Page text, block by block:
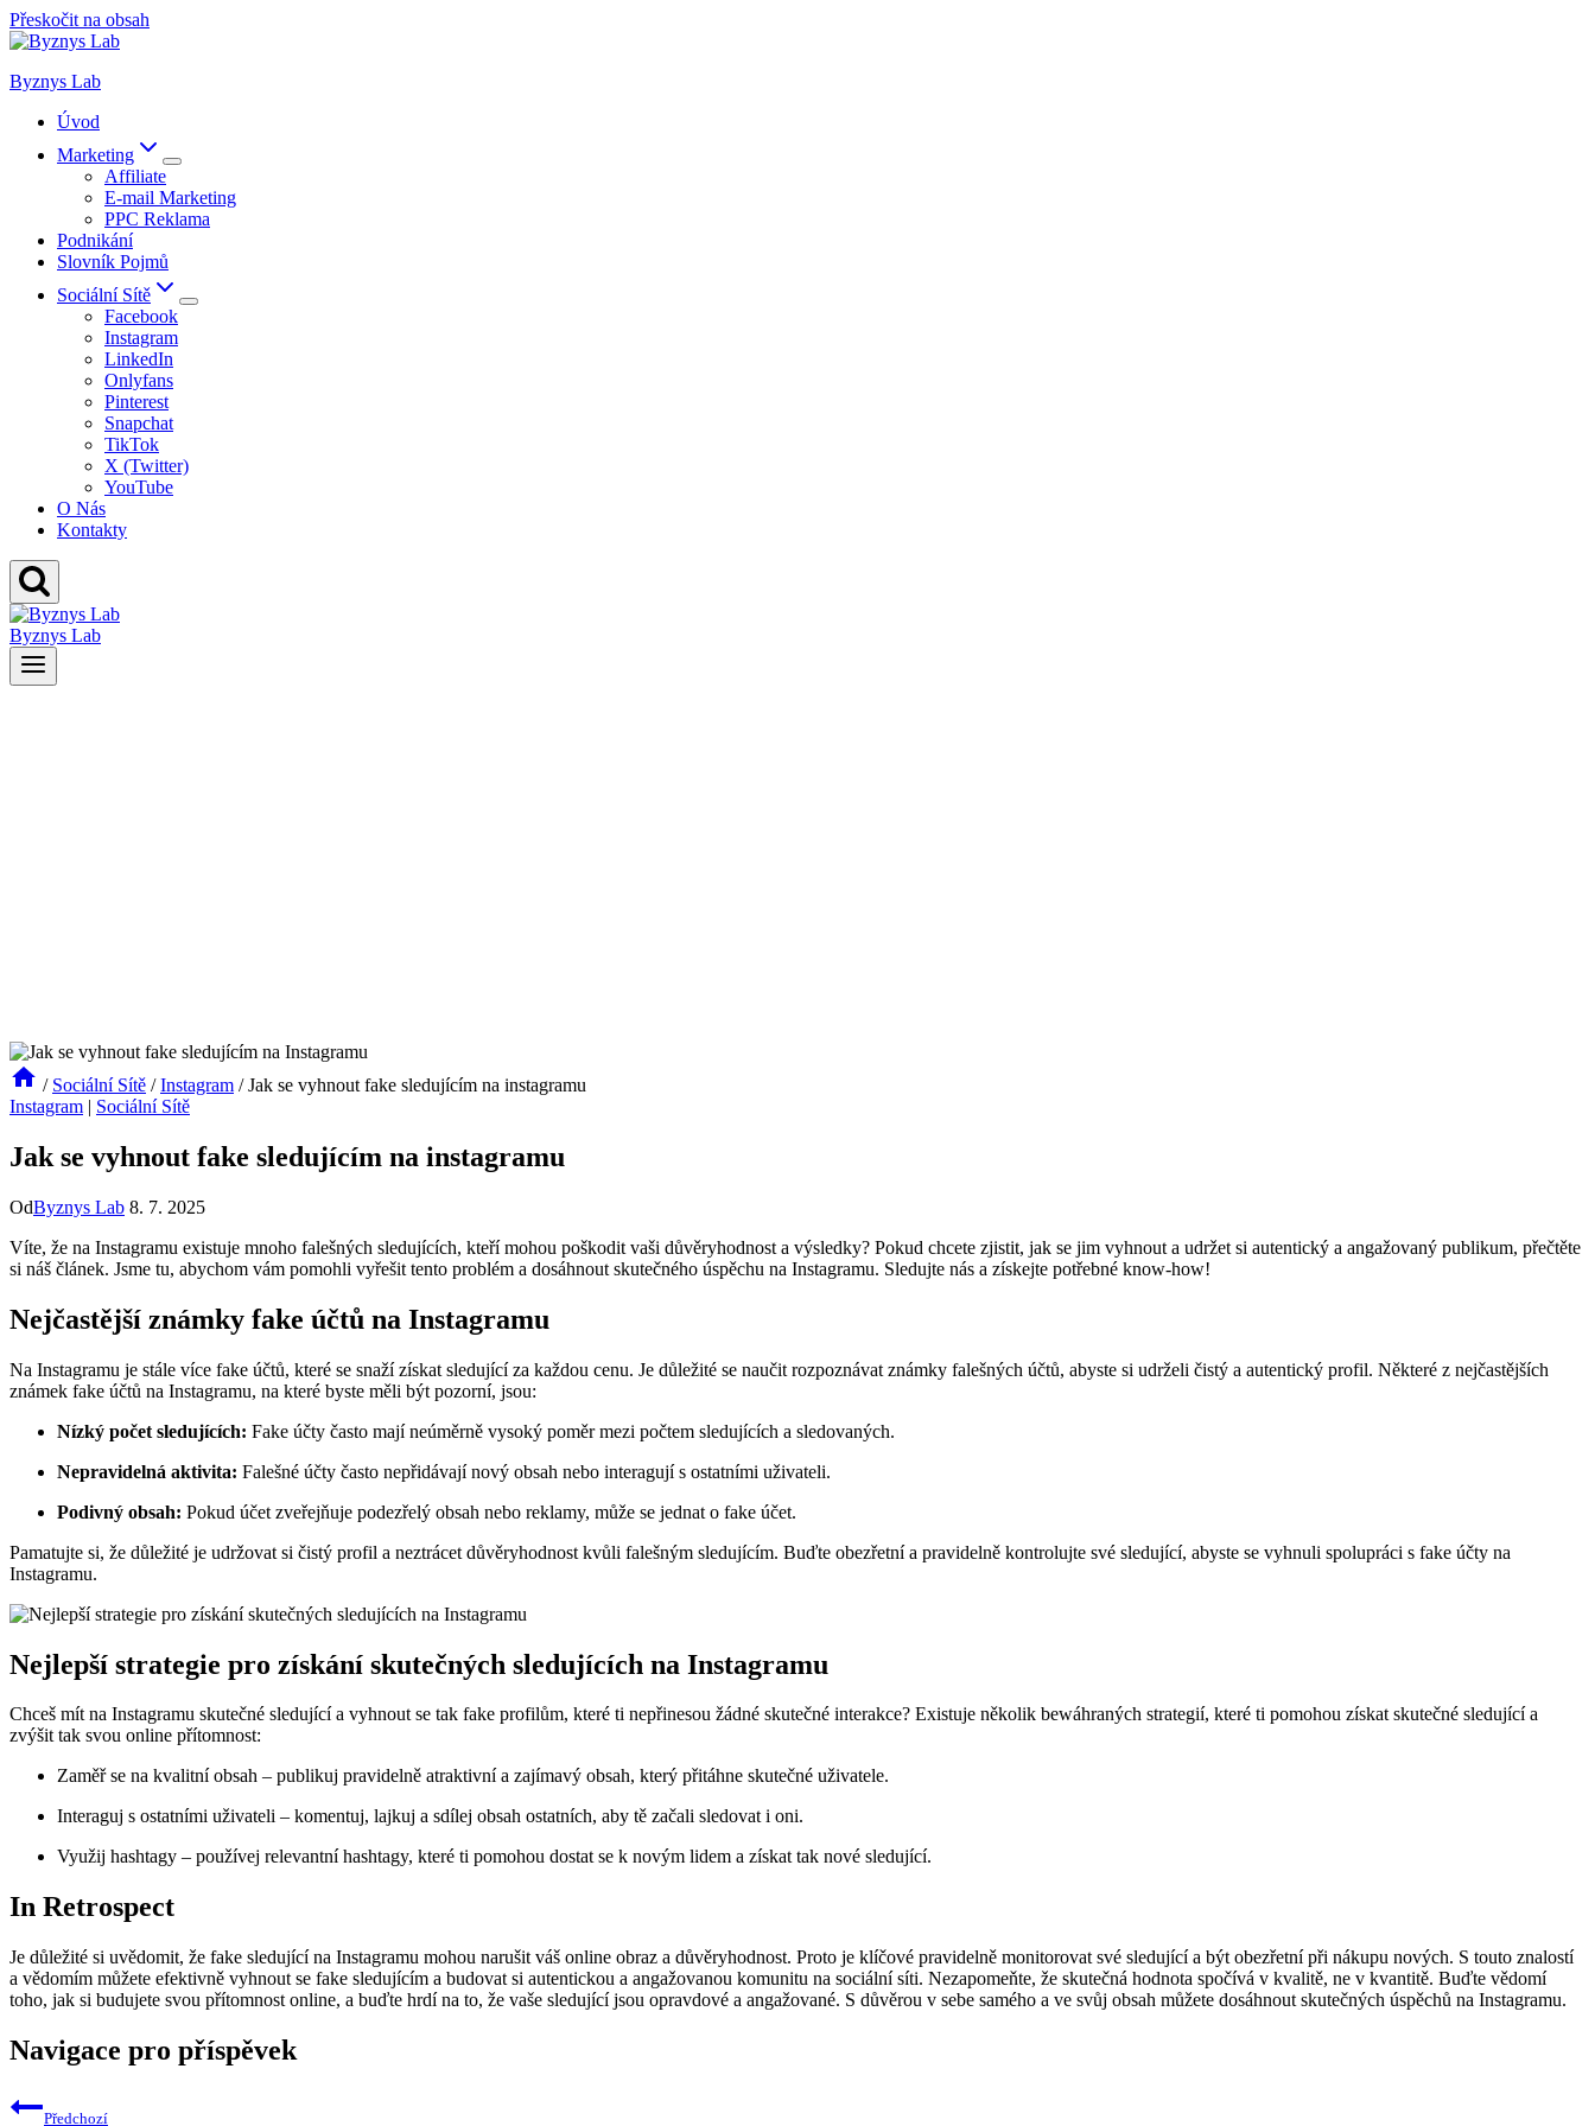
Přeskočit na obsah
Byznys Lab
Úvod
Marketing
Affiliate
E-mail Marketing
PPC Reklama
Podnikání
Slovník Pojmů
Sociální Sítě
Facebook
Instagram
LinkedIn
Onlyfans
Pinterest
Snapchat
TikTok
X (Twitter)
YouTube
O Nás
Kontakty
Byznys Lab
/ Sociální Sítě / Instagram / Jak se vyhnout fake sledujícím na instagramu
Instagram | Sociální Sítě
Jak se vyhnout fake sledujícím na instagramu
OdByznys Lab 8. 7. 2025
Víte, že na Instagramu existuje mnoho falešných sledujících, kteří mohou poškodit vaši důvěryhodnost a výsledky? Pokud chcete zjistit, jak se jim vyhnout a udržet si autentický a angažovaný publikum, přečtěte
si náš článek. Jsme tu, abychom vám pomohli vyřešit tento problém a dosáhnout skutečného úspěchu na Instagramu. Sledujte nás a získejte potřebné know-how!
Nejčastější známky fake účtů na Instagramu
Na Instagramu je stále více fake účtů, které se snaží získat sledující za každou cenu. Je důležité se naučit rozpoznávat známky falešných účtů, abyste si udrželi čistý a autentický profil. Některé z nejčastějších
známek fake účtů na Instagramu, na které byste měli být pozorní, jsou:
Nízký počet sledujících: Fake účty často mají neúměrně vysoký poměr mezi počtem sledujících a sledovaných.
Nepravidelná aktivita: Falešné účty často nepřidávají nový obsah nebo interagují s ostatními uživateli.
Podivný obsah: Pokud účet zveřejňuje podezřelý obsah nebo reklamy, může se jednat o fake účet.
Pamatujte si, že důležité je udržovat si čistý profil a neztrácet důvěryhodnost kvůli falešným sledujícím. Buďte obezřetní a pravidelně kontrolujte své sledující, abyste se vyhnuli spolupráci s fake účty na
Instagramu.
Nejlepší strategie pro získání skutečných sledujících na Instagramu
Chceš mít na Instagramu skutečné sledující a vyhnout se tak fake profilům, které ti nepřinesou žádné skutečné interakce? Existuje několik bewáhraných strategií, které ti pomohou získat skutečné sledující a
zvýšit tak svou online přítomnost:
Zaměř se na kvalitní obsah – publikuj pravidelně atraktivní a zajímavý obsah, který přitáhne skutečné uživatele.
Interaguj s ostatními uživateli – komentuj, lajkuj a sdílej obsah ostatních, aby tě začali sledovat i oni.
Využij hashtagy – používej relevantní hashtagy, které ti pomohou dostat se k novým lidem a získat tak nové sledující.
In Retrospect
Je důležité si uvědomit, že fake sledující na Instagramu mohou narušit váš online obraz a důvěryhodnost. Proto je klíčové pravidelně monitorovat své sledující a být obezřetní při nákupu nových. S touto znalostí
a vědomím můžete efektivně vyhnout se fake sledujícím a budovat si autentickou a angažovanou komunitu na sociální síti. Nezapomeňte, že skutečná hodnota spočívá v kvalitě, ne v kvantitě. Buďte vědomí
toho, jak si budujete svou přítomnost online, a buďte hrdí na to, že vaše sledující jsou opravdové a angažované. S důvěrou v sebe samého a ve svůj obsah můžete dosáhnout skutečných úspěchů na Instagramu.
Navigace pro příspěvek
Předchozí